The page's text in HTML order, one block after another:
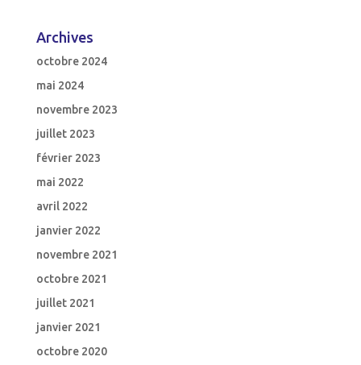
Archives
octobre 2024
mai 2024
novembre 2023
juillet 2023
février 2023
mai 2022
avril 2022
janvier 2022
novembre 2021
octobre 2021
juillet 2021
janvier 2021
octobre 2020